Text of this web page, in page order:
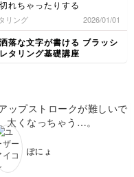
文字を添えることで作品
としての完成度が上がっ
たと感じていただけて、
本当にうれしいです😊
写真に言葉を添えるだけ
で、そのときの気持ちや
ひこれからも、お気に入
りの草花の写真と一緒
に、ご自分らしい作品づ
ね👍🏻
れちゃったりする
リング 2026/01/01
落な文字が書ける ブラッシ
タリング基礎講座
ぽにょ